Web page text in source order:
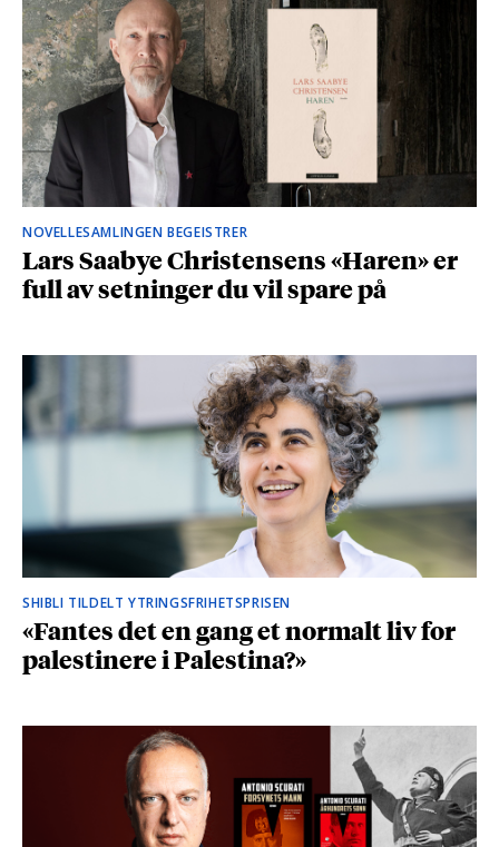
NOVELLESAMLINGEN BEGEISTRER
Lars Saabye Christensens «Haren» er
full av setninger du vil spare på
SHIBLI TILDELT YTRINGSFRIHETSPRISEN
«Fantes det en gang et normalt liv for
palestinere i Palestina?»